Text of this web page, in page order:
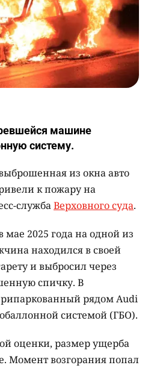
машине
систему.
из окна авто
к пожару на
службаВерховного суда.
2025 года на одной из
находился в своей
и выбросил через
спичку. В
рядом Audi
системой (ГБО).
оценки, размер ущерба
Момент возгорания попал